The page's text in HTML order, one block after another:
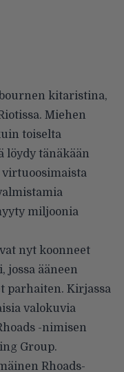
kitaristina,
Miehen
toiselta
löydy tänäkään
virtuoosimaista
miljoonia
nyt koonneet
jossa ääneen
parhaiten. Kirjassa
valokuvia
-nimisen
Group.
Rhoads-